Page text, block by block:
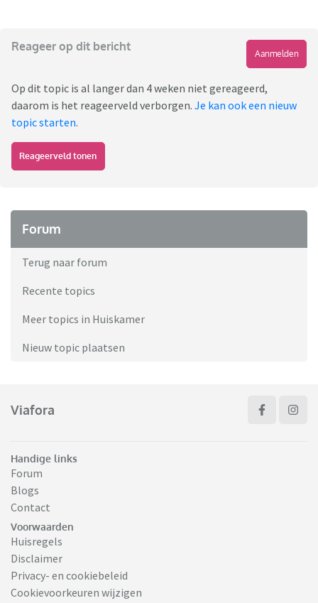
Reageer op dit bericht
Aanmelden
Op dit topic is al langer dan 4 weken niet gereageerd,
daarom is het reageerveld verborgen. Je kan ook een nieuw
topic starten.
Reageerveld tonen
Forum
Terug naar forum
Recente topics
Meer topics in Huiskamer
Nieuw topic plaatsen
Viafora
Handige links
Forum
Blogs
Contact
Voorwaarden
Huisregels
Disclaimer
Privacy- en cookiebeleid
Cookievoorkeuren wijzigen